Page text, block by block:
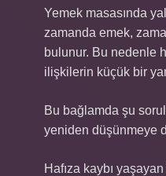
Yemek masasında
zamanda emek,
bulunur. Bu nedenle
ilişkilerin küçük bir
Bu bağlamda şu
yeniden düşünmeye
Hafıza kaybı